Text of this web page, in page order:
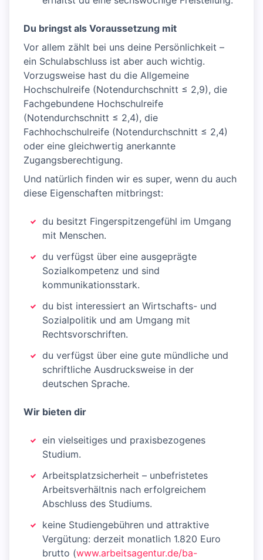
Du bringst als Voraussetzung mit
Vor allem zählt bei uns deine Persönlichkeit –
ein Schulabschluss ist aber auch wichtig.
Vorzugsweise hast du die Allgemeine
Hochschulreife (Notendurchschnitt ≤ 2,9), die
Fachgebundene Hochschulreife
(Notendurchschnitt ≤ 2,4), die
Fachhochschulreife (Notendurchschnitt ≤ 2,4)
oder eine gleichwertig anerkannte
Zugangsberechtigung.
Und natürlich finden wir es super, wenn du auch
diese Eigenschaften mitbringst:
du besitzt Fingerspitzengefühl im Umgang
mit Menschen.
du verfügst über eine ausgeprägte
Sozialkompetenz und sind
kommunikationsstark.
du bist interessiert an Wirtschafts- und
Sozialpolitik und am Umgang mit
Rechtsvorschriften.
du verfügst über eine gute mündliche und
schriftliche Ausdrucksweise in der
deutschen Sprache.
Wir bieten dir
ein vielseitiges und praxisbezogenes
Studium.
Arbeitsplatzsicherheit – unbefristetes
Arbeitsverhältnis nach erfolgreichem
Abschluss des Studiums.
keine Studiengebühren und attraktive
Vergütung: derzeit monatlich 1.820 Euro
brutto (www.arbeitsagentur.de/ba-